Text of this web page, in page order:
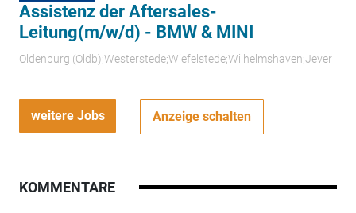
Assistenz der Aftersales-
Leitung(m/w/d) - BMW & MINI
Oldenburg (Oldb);Westerstede;Wiefelstede;Wilhelmshaven;Jever
weitere Jobs Anzeige schalten
KOMMENTARE